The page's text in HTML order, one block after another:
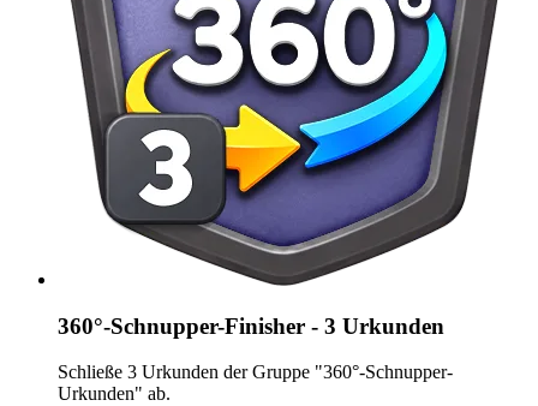
360°-Schnupper-Finisher - 3 Urkunden
Schließe 3 Urkunden der Gruppe "360°-Schnupper-
Urkunden" ab.